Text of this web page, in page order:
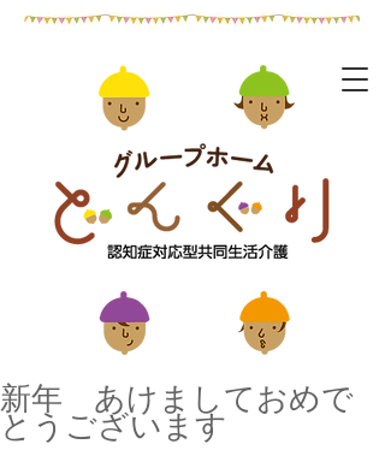
新年 あけましておめで
とうございます